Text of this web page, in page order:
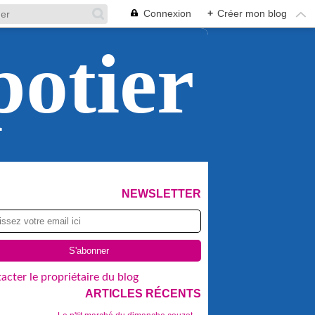
Connexion + Créer mon blog
NEWSLETTER
le propriétaire du blog
ARTICLES RÉCENTS